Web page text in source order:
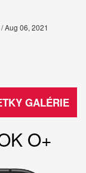
/ Aug 06, 2021
GALÉRIE
O+